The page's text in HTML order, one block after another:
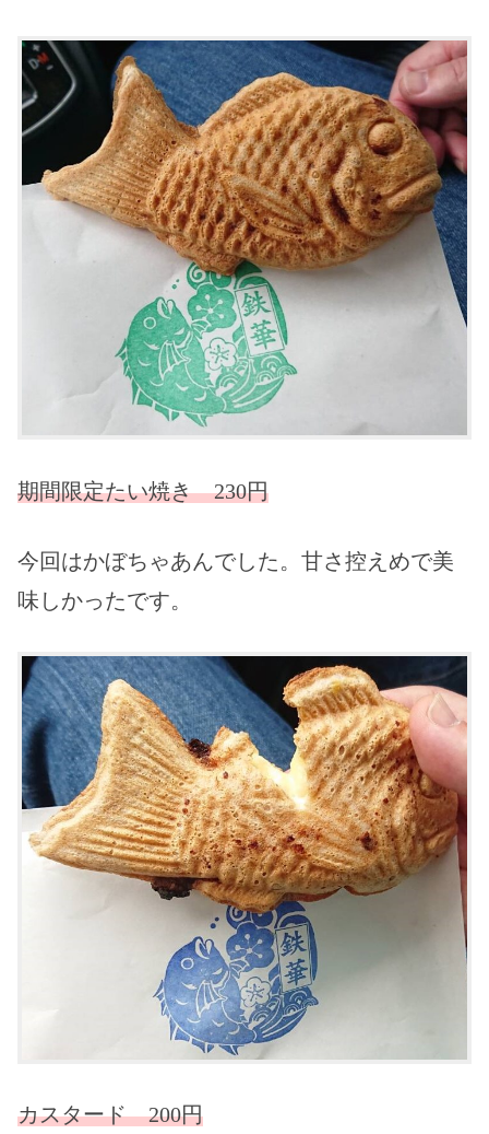
期間限定たい焼き 230円
今回はかぼちゃあんでした。甘さ控えめで美
味しかったです。
カスタード 200円